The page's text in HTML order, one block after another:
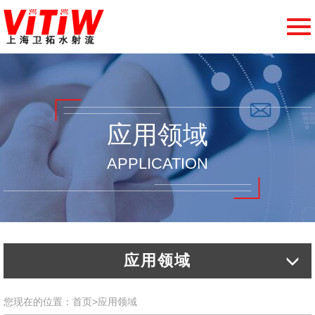
切
导
应用领域
APPLICATION
应用领域
您现在的位置： 首页>应用领域